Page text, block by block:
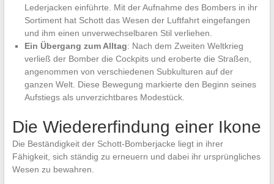
Lederjacken einführte. Mit der Aufnahme des Bombers in ihr
Sortiment hat Schott das Wesen der Luftfahrt eingefangen
und ihm einen unverwechselbaren Stil verliehen.
Ein Übergang zum Alltag: Nach dem Zweiten Weltkrieg
verließ der Bomber die Cockpits und eroberte die Straßen,
angenommen von verschiedenen Subkulturen auf der
ganzen Welt. Diese Bewegung markierte den Beginn seines
Aufstiegs als unverzichtbares Modestück.
Die Wiedererfindung einer Ikone
Die Beständigkeit der Schott-Bomberjacke liegt in ihrer
Fähigkeit, sich ständig zu erneuern und dabei ihr ursprüngliches
Wesen zu bewahren.